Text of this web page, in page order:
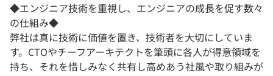
◆エンジニア技術を重視し、エンジニアの成長を促す数々
の仕組み◆
弊社は真に技術に価値を置き、技術者を大切にしていま
す。CTOやチーフアーキテクトを筆頭に各人が得意領域を
持ち、それを惜しみなく共有し高めあう社風や取り組みが